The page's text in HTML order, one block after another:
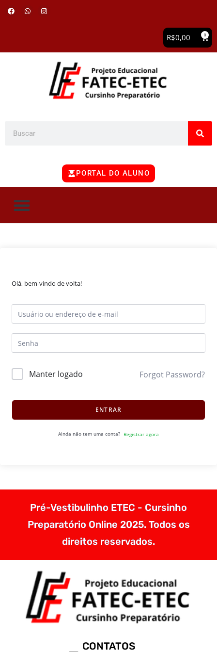
R$0,00 0
PORTAL DO ALUNO
Olá, bem-vindo de volta!
Manter logado Forgot Password?
ENTRAR
Ainda não tem uma conta? Registrar agora
Pré-Vestibulinho ETEC - Cursinho
Preparatório Online 2025. Todos os
direitos reservados.
CONTATOS